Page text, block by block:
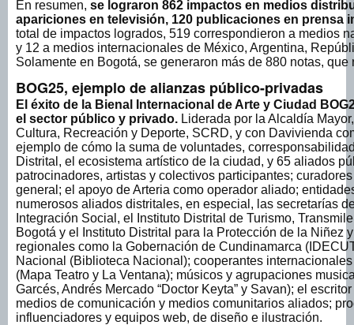
En resumen, se lograron 862 impactos en medios
apariciones en televisión, 120 publicaciones en prensa
total de impactos logrados, 519 correspondieron a medios
y 12 a medios internacionales de México, Argentina,
Solamente en Bogotá, se generaron más de 880 notas,
BOG25, ejemplo de alianzas público-privadas
El éxito de la Bienal Internacional de Arte y Ciudad
el sector público y privado. Liderada por la Alcaldía
Cultura, Recreación y Deporte, SCRD, y con Davivienda
ejemplo de cómo la suma de voluntades,
Distrital, el ecosistema artístico de la ciudad, y 65 aliados
patrocinadores, artistas y colectivos participantes;
general; el apoyo de Arteria como operador aliado;
numerosos aliados distritales, en especial, las secretarías
Integración Social, el Instituto Distrital de Turismo,
Bogotá y el Instituto Distrital para la Protección de la Niñez
regionales como la Gobernación de Cundinamarca
Nacional (Biblioteca Nacional); cooperantes
(Mapa Teatro y La Ventana); músicos y agrupaciones
Garcés, Andrés Mercado “Doctor Keyta” y Savan); el
medios de comunicación y medios comunitarios aliados;
influenciadores y equipos web, de diseño e ilustración.